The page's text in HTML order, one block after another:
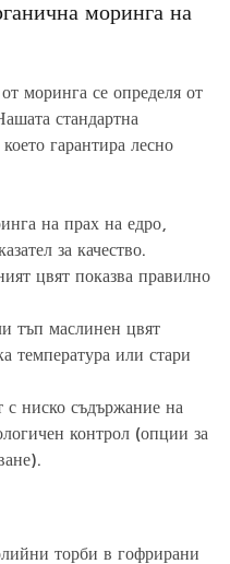
моринга на
моринга се определя от
стандартна
гарантира лесно
на прах на едро,
за качество.
цвят показва правилно
тъп маслинен цвят
температура или стари
с ниско съдържание на
контрол (опции за
торби в гофрирани